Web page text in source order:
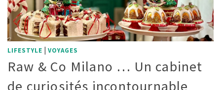
LIFESTYLE | VOYAGES
Raw & Co Milano … Un cabinet
de curiosités incontournable